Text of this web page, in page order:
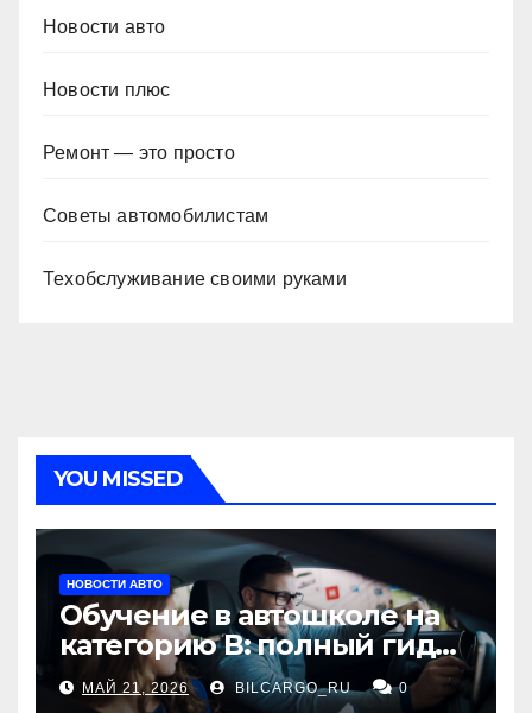
Новости авто
Новости плюс
Ремонт — это просто
Советы автомобилистам
Техобслуживание своими руками
YOU MISSED
НОВОСТИ АВТО
Обучение в автошколе на
категорию В: полный гид
для будущих водителей
МАЙ 21, 2026 BILCARGO_RU 0